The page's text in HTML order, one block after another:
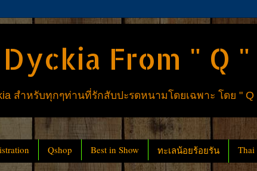
From " Q "
สำหรับทุกๆท่านที่รักสับปะรดหนามโดยเฉพาะ โดย " Q
Qshop Best in Show ทะเลน้อยร้อยรัน Thai